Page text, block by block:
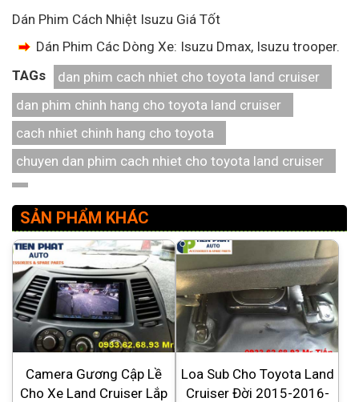
Dán Phim Cách Nhiệt Isuzu Giá Tốt
Dán Phim Các Dòng Xe: Isuzu Dmax, Isuzu trooper.
TAGs
dan phim cach nhiet cho toyota land cruiser
dan phim chinh hang cho toyota land cruiser
cach nhiet chinh hang cho toyota
chuyen dan phim cach nhiet cho toyota land cruiser
SẢN PHẨM KHÁC
Camera Gương Cập Lề
Cho Xe Land Cruiser Lắp
Loa Sub Cho Toyota Land
Cruiser Đời 2015-2016-